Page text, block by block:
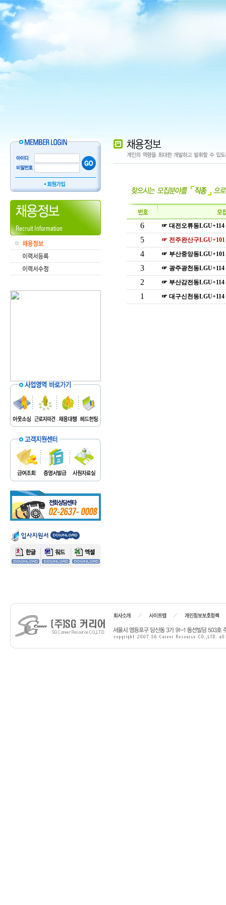
6 ☞ 대전오류동
5 ☞ 전주완산구
4 ☞ 부산중앙동
3 ☞ 광주광천동
2 ☞ 부산감전동
1 ☞ 대구신천동